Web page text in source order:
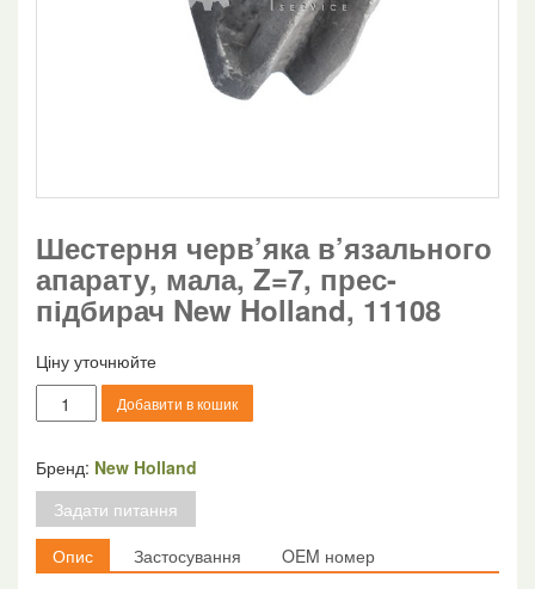
Шестерня черв’яка в’язального
апарату, мала, Z=7, прес-
підбирач New Holland, 11108
Ціну уточнюйте
Шестерня
черв'яка
апарату,
мала,
Z=7,
прес-
підбирач
Добавити в кошик
Бренд: New Holland
Задати питання
Опис
Застосування
OEM номер